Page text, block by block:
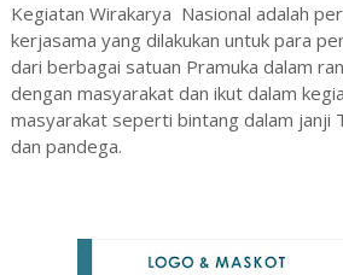
Kegiatan Wirakarya Nasional adalah
kerjasama yang dilakukan untuk para
dari berbagai satuan Pramuka dalam
dengan masyarakat dan ikut dalam
masyarakat seperti bintang dalam janji
dan pandega.